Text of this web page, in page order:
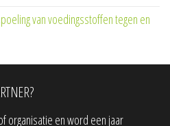
van voedingsstoffen tegen en
organisatie en word een jaar